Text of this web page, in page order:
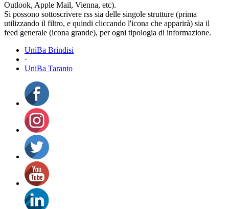
Outlook, Apple Mail, Vienna, etc).
Si possono sottoscrivere rss sia delle singole strutture (prima
utilizzando il filtro, e quindi cliccando l'icona che apparirà) sia il
feed generale (icona grande), per ogni tipologia di informazione.
UniBa Brindisi
·
UniBa Taranto